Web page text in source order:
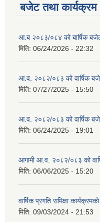
बजेट तथा कार्यक्रम
आ.ब २०८३/०८४ को बार्षिक
मिति: 06/24/2026 - 22:32
आ.व. २०८२/०८३ को वार्षिक
मिति: 07/27/2025 - 15:50
आ.व. २०८२/०८३ को वार्षिक
मिति: 06/24/2025 - 19:01
आगामी आ.व. २०८२/०८३ को
मिति: 06/06/2025 - 15:20
वार्षिक प्रगति समिक्षा
मिति: 09/03/2024 - 21:53